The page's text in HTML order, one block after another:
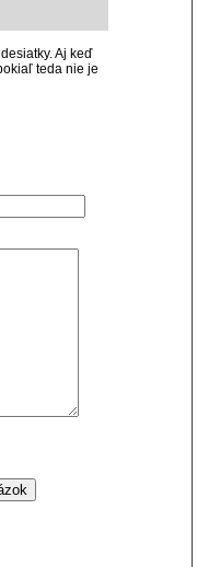
Aj keď
teda nie je